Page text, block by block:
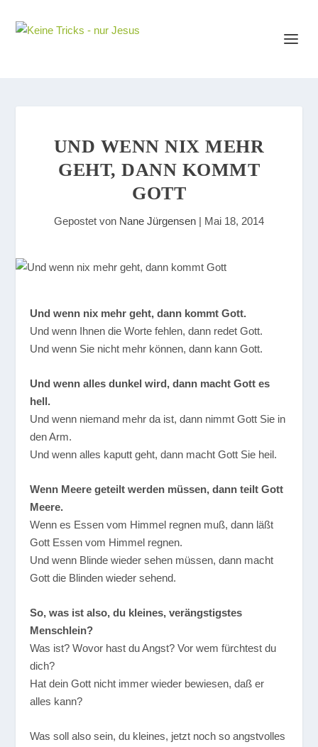
UND WENN NIX MEHR
GEHT, DANN KOMMT
GOTT
Gepostet von Nane Jürgensen | Mai 18, 2014
Und wenn nix mehr geht, dann kommt Gott.
Und wenn Ihnen die Worte fehlen, dann redet Gott.
Und wenn Sie nicht mehr können, dann kann Gott.
Und wenn alles dunkel wird, dann macht Gott es
hell.
Und wenn niemand mehr da ist, dann nimmt Gott Sie in
den Arm.
Und wenn alles kaputt geht, dann macht Gott Sie heil.
Wenn Meere geteilt werden müssen, dann teilt Gott
Meere.
Wenn es Essen vom Himmel regnen muß, dann läßt
Gott Essen vom Himmel regnen.
Und wenn Blinde wieder sehen müssen, dann macht
Gott die Blinden wieder sehend.
So, was ist also, du kleines, verängstigstes
Menschlein?
Was ist? Wovor hast du Angst? Vor wem fürchtest du
dich?
Hat dein Gott nicht immer wieder bewiesen, daß er
alles kann?
Was soll also sein, du kleines, jetzt noch so angstvolles